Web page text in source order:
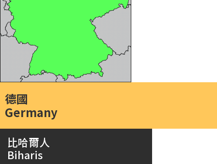
德國
Germany
比哈爾人
Biharis